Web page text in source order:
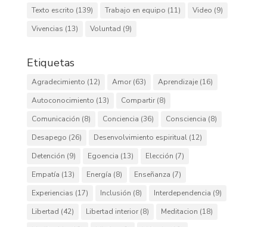
Texto escrito (139) Trabajo en equipo (11) Video (9)
Vivencias (13) Voluntad (9)
Etiquetas
Agradecimiento (12) Amor(63) Aprendizaje(16)
Autoconocimiento (13) Compartir(8)
Comunicación (8) Conciencia (36) Consciencia (8)
Desapego (26) Desenvolvimiento espiritual(12)
Detención (9) Egoencia (13) Elección (7)
Empatía (13) Energía (8) Enseñanza (7)
Experiencias (17) Inclusión (8) Interdependencia (9)
Libertad (42) Libertad interior(8) Meditacion (18)